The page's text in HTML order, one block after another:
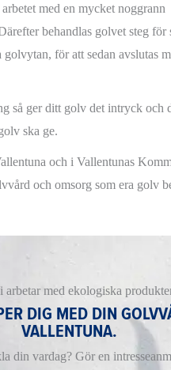
med en mycket noggrann
behandlas golvet steg för
golvytan, för att sedan avslutas
så ger ditt golv det intryck och
ska ge.
och i Vallentunas
och omsorg som era golv
arbetar med ekologiska
DIG MED DIN
VALLENTUNA.
din vardag? Gör en